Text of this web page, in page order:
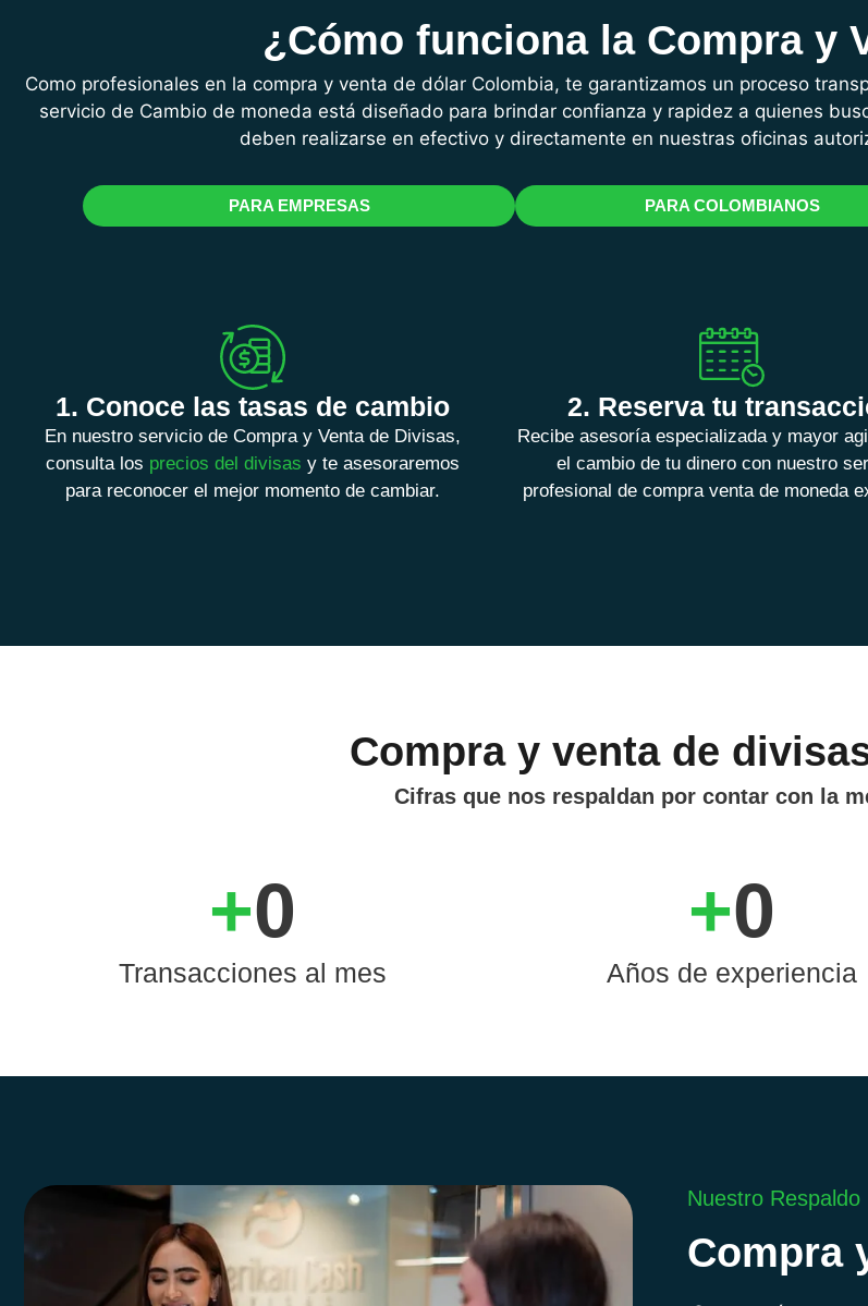
¿Cómo funciona la Compra y
Como profesionales en la compra y venta de dólar Colombia, te garantizamos un proceso
servicio de Cambio de moneda está diseñado para brindar confianza y rapidez a quienes
deben realizarse en efectivo y directamente en nuestras oficinas
PARA EMPRESAS
PARA COLOMBIANOS
1. Conoce las tasas de cambio
En nuestro servicio de Compra y Venta de Divisas,
consulta los precios del divisas y te asesoraremos
para reconocer el mejor momento de cambiar.
2. Reserva tu
Recibe asesoría especializada y mayor
el cambio de tu dinero con nuestro
profesional de compra venta de moneda
Compra y venta de
Cifras que nos respaldan por contar con la
Transacciones al mes
+0
Años de experiencia
+0
Nuestro Respaldo
Compra